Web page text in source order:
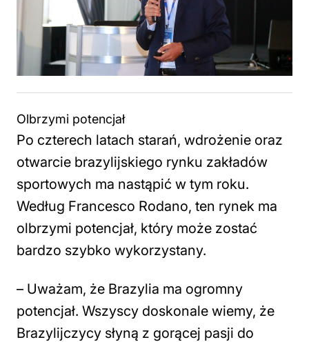
Olbrzymi potencjał
Po czterech latach starań, wdrożenie oraz
otwarcie brazylijskiego rynku zakładów
sportowych ma nastąpić w tym roku.
Według Francesco Rodano, ten rynek ma
olbrzymi potencjał, który może zostać
bardzo szybko wykorzystany.
– Uważam, że Brazylia ma ogromny
potencjał. Wszyscy doskonale wiemy, że
Brazylijczycy słyną z gorącej pasji do